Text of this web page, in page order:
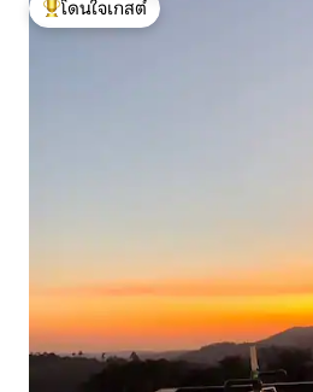
โดนใจเกสต์ที่สุด
โดนใจเกสต์